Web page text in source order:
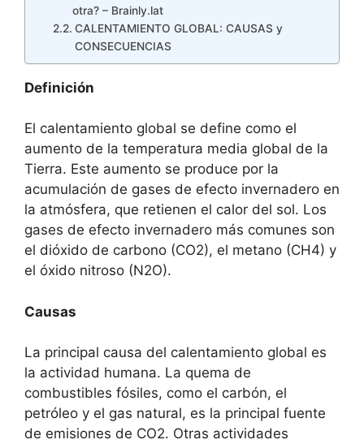
otra? – Brainly.lat
CALENTAMIENTO GLOBAL: CAUSAS y
CONSECUENCIAS
Definición
El calentamiento global se define como el
aumento de la temperatura media global de la
Tierra. Este aumento se produce por la
acumulación de gases de efecto invernadero en
la atmósfera, que retienen el calor del sol. Los
gases de efecto invernadero más comunes son
el dióxido de carbono (CO2), el metano (CH4) y
el óxido nitroso (N2O).
Causas
La principal causa del calentamiento global es
la actividad humana. La quema de
combustibles fósiles, como el carbón, el
petróleo y el gas natural, es la principal fuente
de emisiones de CO2. Otras actividades